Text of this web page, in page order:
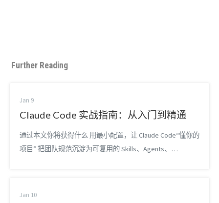
Further Reading
Jan 9
Claude Code 实战指南：从入门到精通
通过本文你将获得什么 用最小配置，让 Claude Code“懂你的
项目” 把团队规范沉淀为可复用的 Skills、Agents、
Jan 10